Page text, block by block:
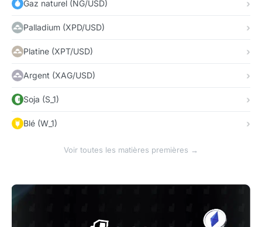
Gaz naturel (NG/USD)
Palladium (XPD/USD)
Platine (XPT/USD)
Argent (XAG/USD)
Soja (S_1)
Blé (W_1)
Voir toutes les matières premières →